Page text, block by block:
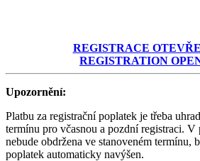
REGISTRACE
REGISTRATION
Upozornění:
Platbu za registrační poplatek je třeba
termínu pro včasnou a pozdní registraci. V
nebude obdržena ve stanoveném termínu,
poplatek automaticky navýšen.